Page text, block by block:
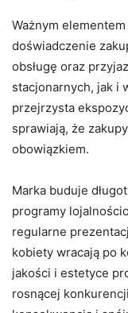
Ważnym
doświadczenie
obsługę oraz
stacjonarnych, jak i
przejrzysta
sprawiają, że
obowiązkiem.
Marka buduje
programy
regularne
kobiety wracają po
jakości i estetyce
rosnącej